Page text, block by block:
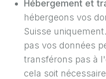
Hébergement et
hébergeons vos
Suisse
pas vos données
transférons pas à
cela soit